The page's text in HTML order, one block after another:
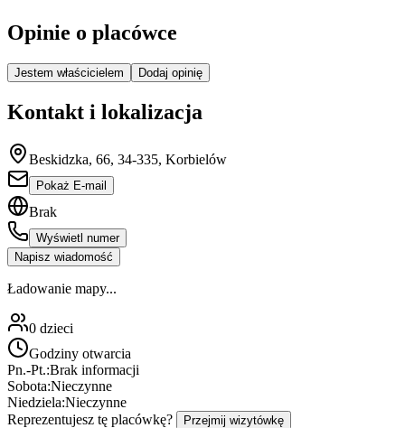
Opinie o placówce
Jestem właścicielem Dodaj opinię
Kontakt i lokalizacja
Beskidzka, 66, 34-335, Korbielów
Pokaż E-mail
Brak
Wyświetl numer
Napisz wiadomość
Ładowanie mapy...
0 dzieci
Godziny otwarcia
Pn.-Pt.:Brak informacji
Sobota:Nieczynne
Niedziela:Nieczynne
Reprezentujesz tę placówkę?
Przejmij wizytówkę